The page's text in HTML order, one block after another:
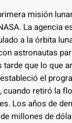
misión
La agencia
a la órbita
astronautas
que lo que
el
cuando retiró la
Los años de
millones de